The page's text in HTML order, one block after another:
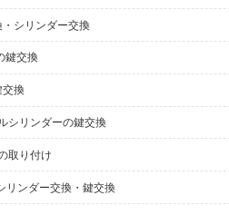
シリンダー交換
鍵交換
換
シリンダーの鍵交換
取り付け
リンダー交換・鍵交換